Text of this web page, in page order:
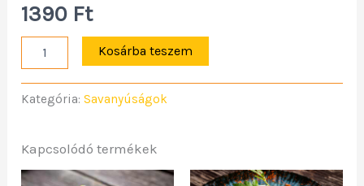
1390 Ft
Kosárba teszem
Kategória:Savanyúságok
Kapcsolódó termékek